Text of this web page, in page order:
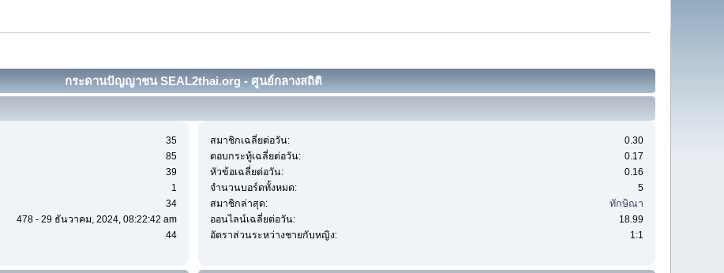
กระดานปัญญาชน SEAL2thai.org - ศูนย์กลางสถิติ
35
85
39
1
34
478 - 29 ธันวาคม, 2024, 08:22:42 am
44
สมาชิกเฉลี่ยต่อวัน:
0.30
ตอบกระทู้เฉลี่ยต่อวัน:
0.17
หัวข้อเฉลี่ยต่อวัน:
0.16
จำนวนบอร์ดทั้งหมด:
5
สมาชิกล่าสุด:
ทักษิณา
ออนไลน์เฉลี่ยต่อวัน:
18.99
อัตราส่วนระหว่างชายกับหญิง:
1:1